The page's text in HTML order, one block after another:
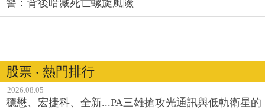
警：背後暗藏死亡螺旋風險
股票 ‧ 熱門排行
2026.08.05
穩懋、宏捷科、全新...PA三雄搶攻光通訊與低軌衛星的